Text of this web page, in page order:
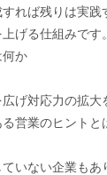
れば残りは実践
げる仕組みです
何か
げ対応力の拡大
営業のヒントと
いない企業もあ